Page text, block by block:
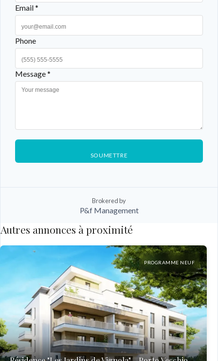
Email *
Phone
Message *
SOUMETTRE
Brokered by
P&f Management
Autres annonces à proximité
PROGRAMME NEUF